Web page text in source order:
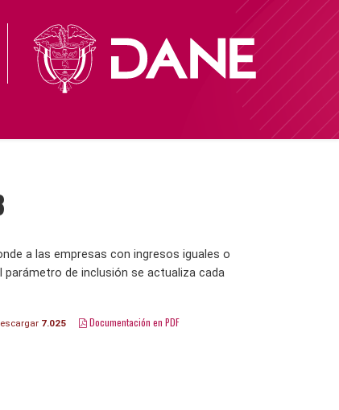
a las empresas con ingresos iguales o
de inclusión se actualiza cada
7.025 Documentación en PDF